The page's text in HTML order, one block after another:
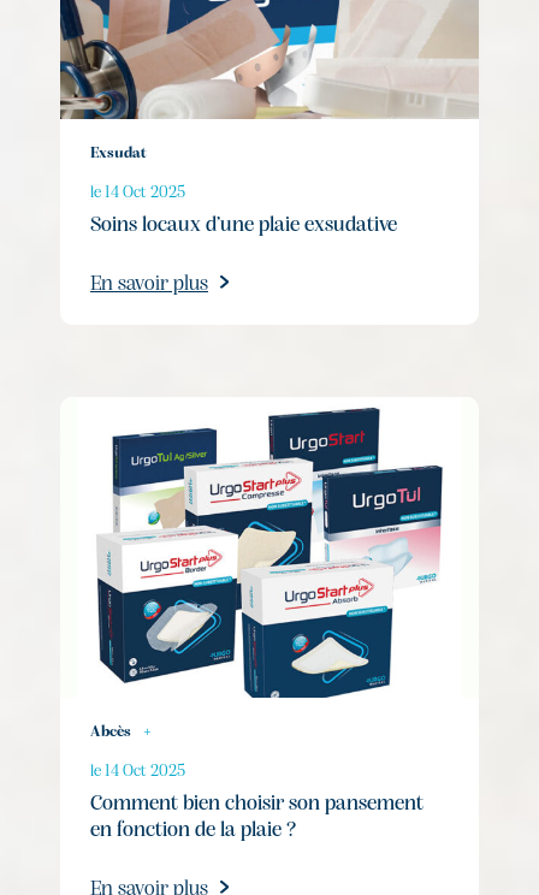
Exsudat
le 14 Oct 2025
Soins locaux d’une plaie exsudative
En savoir plus
Abcès +
le 14 Oct 2025
Comment bien choisir son pansement
en fonction de la plaie ?
En savoir plus